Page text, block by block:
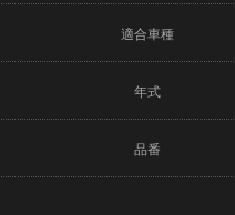
適合車種
年式
品番